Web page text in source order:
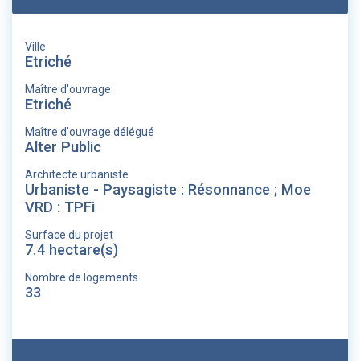
Ville
Etriché
Maître d'ouvrage
Etriché
Maître d'ouvrage délégué
Alter Public
Architecte urbaniste
Urbaniste - Paysagiste : Résonnance ; Moe
VRD : TPFi
Surface du projet
7.4 hectare(s)
Nombre de logements
33